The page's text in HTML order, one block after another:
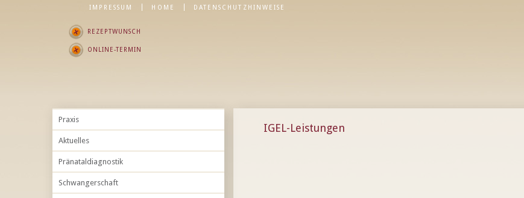
IMPRESSUM HOME DATENSCHUTZHINWEISE
REZEPTWUNSCH
ONLINE-TERMIN
Praxis
Aktuelles
Pränataldiagnostik
Schwangerschaft
IGEL-Leistungen